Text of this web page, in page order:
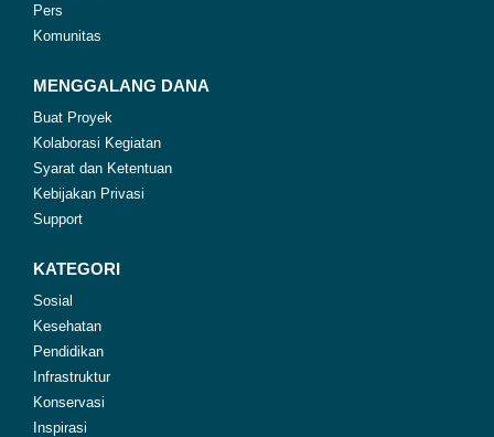
Pers
Komunitas
MENGGALANG DANA
Buat Proyek
Kolaborasi Kegiatan
Syarat dan Ketentuan
Kebijakan Privasi
Support
KATEGORI
Sosial
Kesehatan
Pendidikan
Infrastruktur
Konservasi
Inspirasi